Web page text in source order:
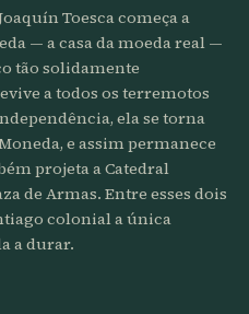
Toesca começa a
— a casa da moeda real —
tão solidamente
a todos os terremotos
e assim permanece
projeta a Catedral
de Armas. Entre esses dois
colonial a única
a durar.